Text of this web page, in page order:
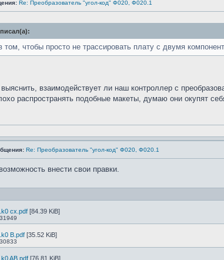
Re: Преобразователь "угол-код" Ф020, Ф020.1
том, чтобы просто не трассировать плату с двумя
взаимодействует ли наш контроллер с
распространять подобные макеты, думаю они окупят
Re: Преобразователь "угол-код" Ф020, Ф020.1
внести свои правки.
cx.pdf [84.39 KiB]
B.pdf [35.52 KiB]
AB.pdf [76.81 KiB]